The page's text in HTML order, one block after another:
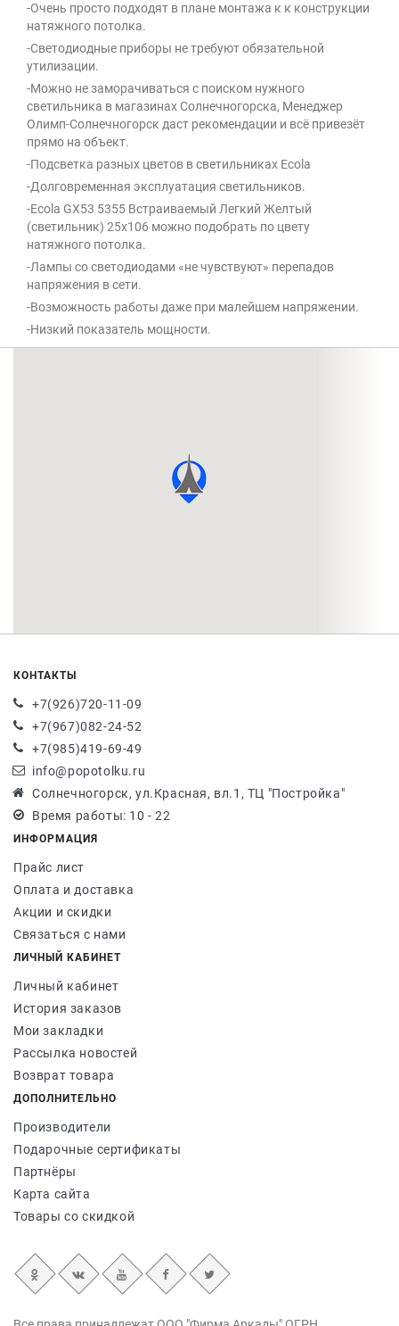
-Очень просто подходят в плане монтажа к к конструкции
натяжного потолка.
-Светодиодные приборы не требуют обязательной
утилизации.
-Можно не заморачиваться с поиском нужного
светильника в магазинах Солнечногорска, Менеджер
Олимп-Солнечногорск даст рекомендации и всё привезёт
прямо на объект.
-Подсветка разных цветов в светильниках Ecola
-Долговременная эксплуатация светильников.
-Ecola GX53 5355 Встраиваемый Легкий Желтый
(светильник) 25x106 можно подобрать по цвету
натяжного потолка.
-Лампы со светодиодами «не чувствуют» перепадов
напряжения в сети.
-Возможность работы даже при малейшем напряжении.
-Низкий показатель мощности.
КОНТАКТЫ
+7(926)720-11-09
+7(967)082-24-52
+7(985)419-69-49
info@popotolku.ru
Солнечногорск, ул.Красная, вл.1, ТЦ "Постройка"
Время работы: 10 - 22
ИНФОРМАЦИЯ
Прайс лист
Оплата и доставка
Акции и скидки
Связаться с нами
ЛИЧНЫЙ КАБИНЕТ
Личный кабинет
История заказов
Мои закладки
Рассылка новостей
Возврат товара
ДОПОЛНИТЕЛЬНО
Производители
Подарочные сертификаты
Партнёры
Карта сайта
Товары со скидкой